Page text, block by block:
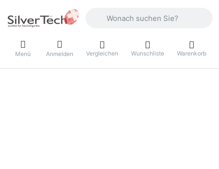
Menü Anmelden Vergleichen Wunschliste Warenkorb